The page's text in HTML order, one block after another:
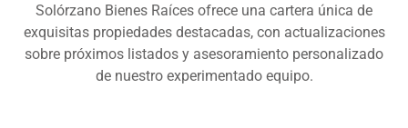
Solórzano Bienes Raíces ofrece una cartera única de
exquisitas propiedades destacadas, con actualizaciones
sobre próximos listados y asesoramiento personalizado
de nuestro experimentado equipo.